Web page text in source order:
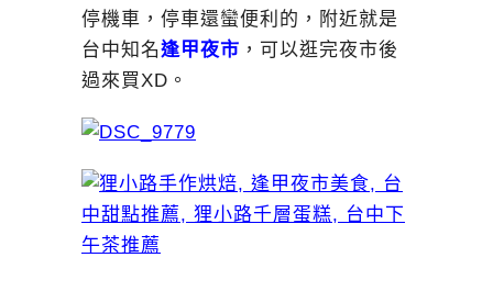
停機車，停車還蠻便利的，附近就是
台中知名逢甲夜市 ，可以逛完夜市後
過來買XD。